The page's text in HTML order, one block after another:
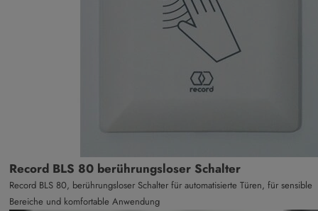
Record BLS 80 berührungsloser Schalter
Record BLS 80, berührungsloser Schalter für automatisierte Türen, für sensible
Bereiche und komfortable Anwendung